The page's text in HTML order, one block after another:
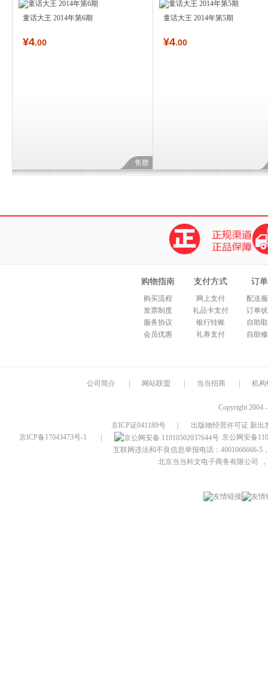
童话大王 2014年第6期
¥4.00
售罄
童话大王 2014年第5期
¥4.00
购物指南
购买流程
发票制度
服务协议
会员优惠
支付方式
网上支付
礼品卡支付
银行转账
礼券支付
订
配送
订单
自助
自助
公司简介 网站联盟 当当招商 机构
Copyright 2004
京ICP证041189号
出版物经营许可证 新出
京ICP备17043473号-1
京公网安备
互联网违法和不良信息举报电话：4001066666-5
北京当当科文电子商务有限公司